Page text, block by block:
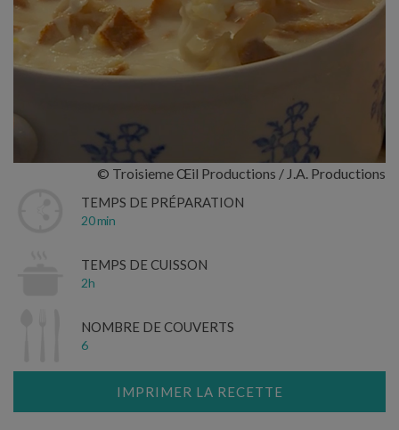
© Troisieme Œil Productions / J.A. Productions
TEMPS DE PRÉPARATION
20 min
TEMPS DE CUISSON
2h
NOMBRE DE COUVERTS
6
IMPRIMER LA RECETTE